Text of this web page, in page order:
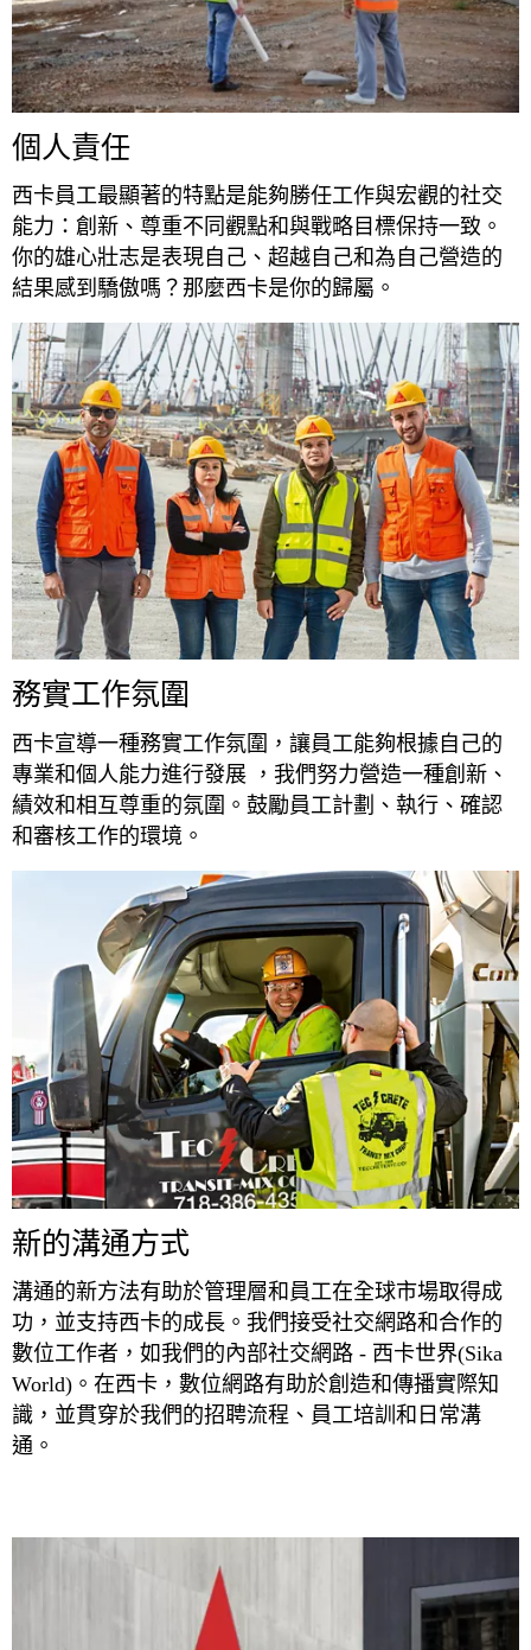
個人責任
西卡員工最顯著的特點是能夠勝任工作與宏觀的社交
能力：創新、尊重不同觀點和與戰略目標保持一致。
你的雄心壯志是表現自己、超越自己和為自己營造的
結果感到驕傲嗎？那麼西卡是你的歸屬。
務實工作氛圍
西卡宣導一種務實工作氛圍，讓員工能夠根據自己的
專業和個人能力進行發展 ，我們努力營造一種創新、
績效和相互尊重的氛圍。鼓勵員工計劃、執行、確認
和審核工作的環境。
新的溝通方式
溝通的新方法有助於管理層和員工在全球市場取得成
功，並支持西卡的成長。我們接受社交網路和合作的
數位工作者，如我們的內部社交網路 - 西卡世界(Sika
World)。在西卡，數位網路有助於創造和傳播實際知
識，並貫穿於我們的招聘流程、員工培訓和日常溝
通。